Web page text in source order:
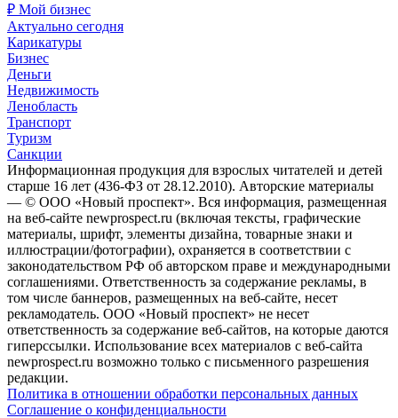
₽ Мой бизнес
Актуально сегодня
Карикатуры
Бизнес
Деньги
Недвижимость
Ленобласть
Транспорт
Туризм
Санкции
Информационная продукция для взрослых читателей и детей
старше 16 лет (436-ФЗ от 28.12.2010). Авторские материалы
— © ООО «Новый проспект». Вся информация, размещенная
на веб-сайте newprospect.ru (включая тексты, графические
материалы, шрифт, элементы дизайна, товарные знаки и
иллюстрации/фотографии), охраняется в соответствии с
законодательством РФ об авторском праве и международными
соглашениями. Ответственность за содержание рекламы, в
том числе баннеров, размещенных на веб-сайте, несет
рекламодатель. ООО «Новый проспект» не несет
ответственность за содержание веб-сайтов, на которые даются
гиперссылки. Использование всех материалов с веб-сайта
newprospect.ru возможно только с письменного разрешения
редакции.
Политика в отношении обработки персональных данных
Соглашение о конфиденциальности